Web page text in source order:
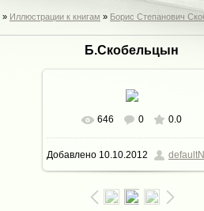
» Иллюстрации к книгам » Борис Степанович
Б.Скобельцын
В реальном размере 392x600
24.1Kb
646 0 0.0
Добавлено 10.10.2012